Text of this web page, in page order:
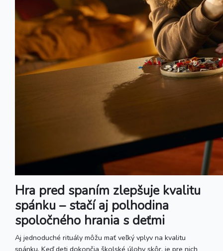
Hra pred spaním zlepšuje kvalitu
spánku – stačí aj polhodina
spoločného hrania s deťmi
Aj jednoduché rituály môžu mať veľký vplyv na kvalitu
spánku. Keď deti dokončia školské úlohy skôr, je pre nich